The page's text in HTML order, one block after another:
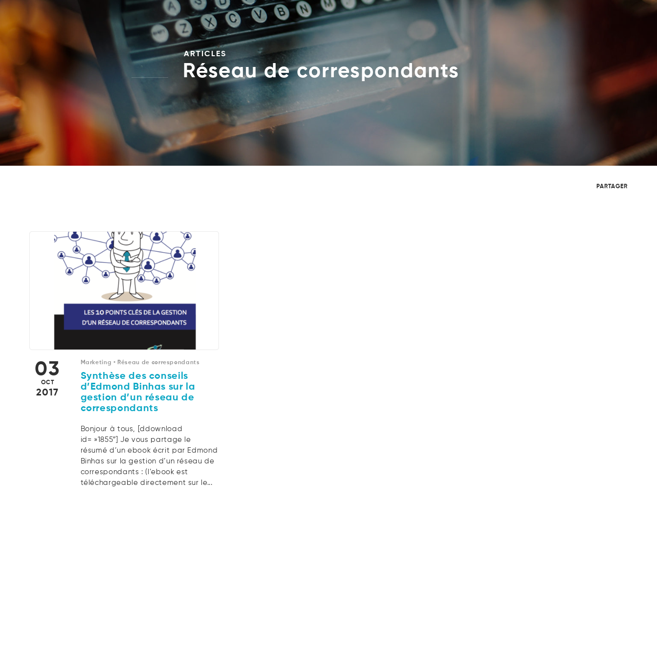
ARTICLES
Réseau de correspondants
PARTAGER
03
OCT
2017
Marketing Réseau de correspondants
Synthèse des conseils
d’Edmond Binhas sur la
gestion d’un réseau de
correspondants
Bonjour à tous, [ddownload
id= »1855″] Je vous partage le
résumé d’un ebook écrit par Edmond
Binhas sur la gestion d’un réseau de
correspondants : (l’ebook est
téléchargeable directement sur le...